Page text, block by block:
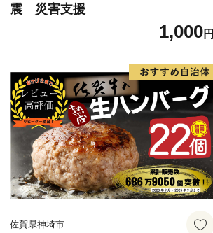
震 災害支援
1,000円
佐賀県神埼市